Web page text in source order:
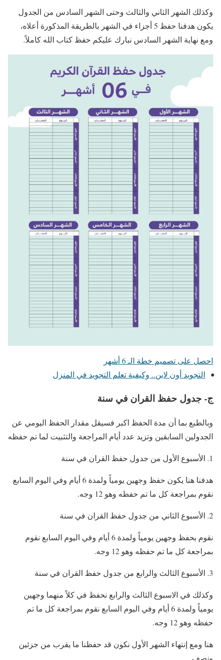
وكذلك الشهر الثاني والثالث وحتى الشهر السادس من الجدول
يكون هدفنا حفظ 5 أجزاء في الشهر بالطريقة المذكورة أعلاه،
ومع نهاية الشهر السادس نبارك عليكم حفظ كتاب الله كاملاً.
احصل على تصميم خطة الـ 6 أشهر
التجويد أون لاين.. وكيفية تعلم التجويد في المنزل
ج- جدول حفظ القران في سنة
وبالطبع بما أن مدة الحفظ اكبر فسيقل مقدار الحفظ اليومي عن
الجدولين السابقين وتزيد عدد أيام المراجعة والتثبيت لما تم حفظه
الأسبوع الأول من جدول حفظ القران في سنة
هدفنا هنا يكون حفظ وجهين يومياً ولمدة 6 أيام وفي اليوم السابع
نقوم بمراجعة كل ما تم حفظه وهو 12 وجه.
الأسبوع الثاني من جدول حفظ القران في سنة
نقوم بحفظ وجهين يومياً ولمدة 6 أيام وفي اليوم السابع نقوم
بمراجعة كل ما تم حفظه وهو 12 وجه.
الأسبوع الثالث والرابع من جدول حفظ القران في سنة
وكذلك في الاسبوع الثالث والرابع نحفظ في كلاً منهما وجهين
يومياً ولمدة 6 أيام وفي اليوم السابع نقوم بمراجعة كل ما تم
حفظه وهو 12 وجه.
هنا ومع إنتهاء الشهر الأول نكون قد حفظنا ما يقرب من جزئين
ونصف.